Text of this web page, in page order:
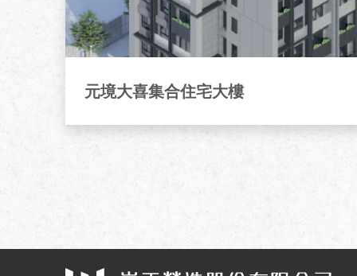
元境大喜集合住宅大樓